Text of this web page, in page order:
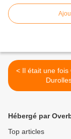
< Il était une fois Celles sur
Hébergé par
Top articles